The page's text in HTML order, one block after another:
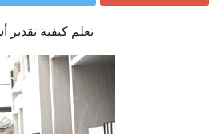
تعلم كيفية تقدير